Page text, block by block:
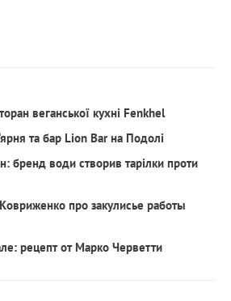
веганської кухні Fenkhel
та бар Lion Bar на Подолі
бренд води створив тарілки проти
про закулисье работы
рецепт от Марко Черветти